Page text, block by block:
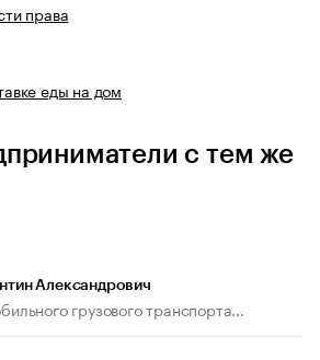
права
еды на дом
с тем же
Александрович
грузового транспорта...